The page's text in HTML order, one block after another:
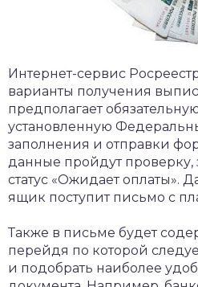
Интернет-сервис
варианты получения
предполагает
установленную
заполнения и отправки
данные пройдут проверку,
статус «Ожидает оплаты».
ящик поступит письмо с
Также в письме будет
перейдя по которой
и подобрать наиболее